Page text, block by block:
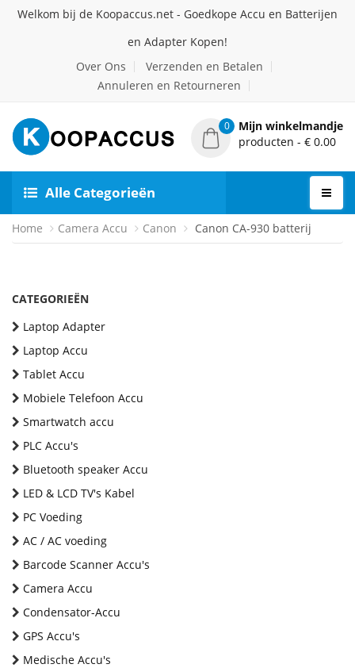
Welkom bij de Koopaccus.net - Goedkope Accu en Batterijen
en Adapter Kopen!
Over Ons
Verzenden en Betalen
Annuleren en Retourneren
0
Mijn winkelmandje
producten - € 0.00
Alle Categorieën
Home Camera Accu Canon Canon CA-930 batterij
CATEGORIEËN
Laptop Adapter
Laptop Accu
Tablet Accu
Mobiele Telefoon Accu
Smartwatch accu
PLC Accu's
Bluetooth speaker Accu
LED & LCD TV's Kabel
PC Voeding
AC / AC voeding
Barcode Scanner Accu's
Camera Accu
Condensator-Accu
GPS Accu's
Medische Accu's